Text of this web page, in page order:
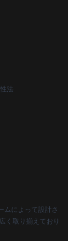
法
ムによって設計さ
く取り揃えており